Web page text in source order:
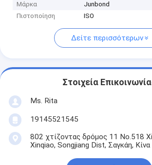
Μάρκα
Junbond
Πιστοποίηση
ISO
Δείτε περισσότερων
Στοιχεία
Ms. Rita
19145521545
802 χτίζοντας δρόμος 11 No.518
Xinqiao, Songjiang Dist, Σαγκάη, Κίνα